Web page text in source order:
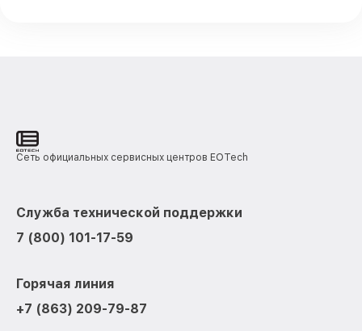
Сеть официальных сервисных центров EOTech
Служба технической поддержки
7 (800) 101-17-59
Горячая линия
+7 (863) 209-79-87